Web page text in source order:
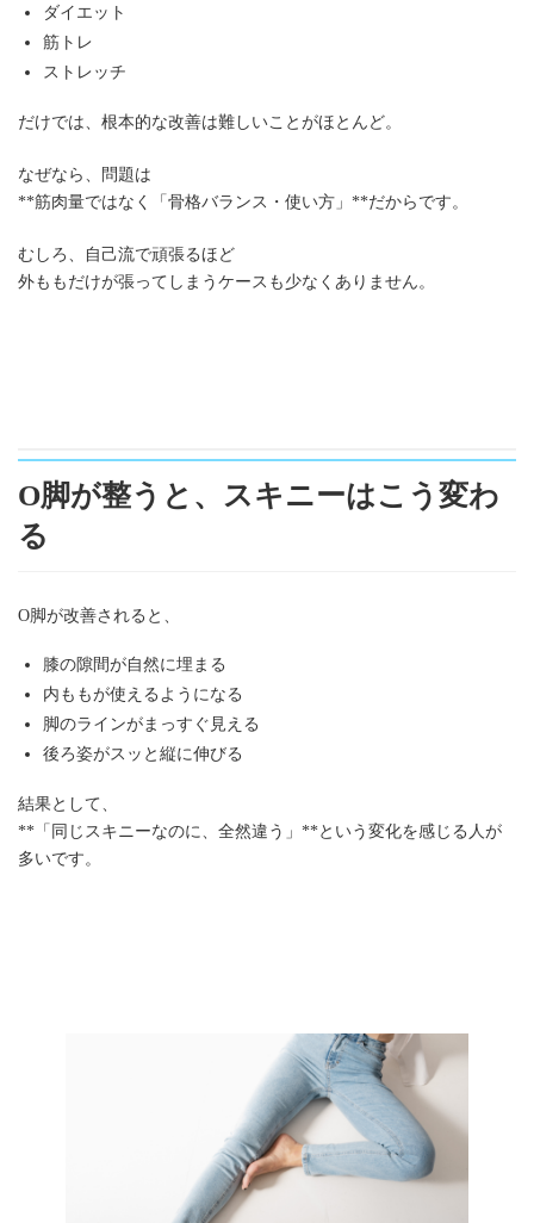
ダイエット
筋トレ
ストレッチ
だけでは、根本的な改善は難しいことがほとんど。
なぜなら、問題は
**筋肉量ではなく「骨格バランス・使い方」**だからです。
むしろ、自己流で頑張るほど
外ももだけが張ってしまうケースも少なくありません。
O脚が整うと、スキニーはこう変わ
る
O脚が改善されると、
膝の隙間が自然に埋まる
内ももが使えるようになる
脚のラインがまっすぐ見える
後ろ姿がスッと縦に伸びる
結果として、
**「同じスキニーなのに、全然違う」**という変化を感じる人が
多いです。